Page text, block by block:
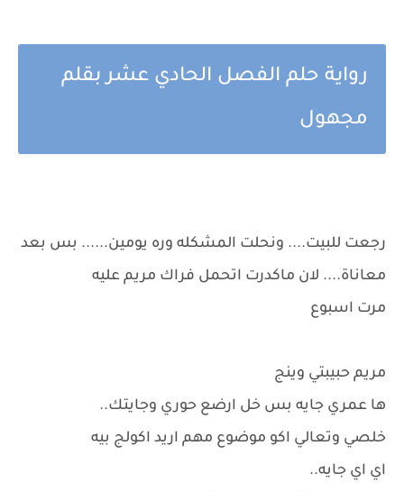
رواية حلم الفصل الحادي عشر بقلم
مجهول
رجعت للبيت.... ونحلت المشكله وره يومين...... بس بعد
معاناة.... لان ماكدرت اتحمل فراك مريم عليه
مرت اسبوع
مريم حبيبتي وينج
ها عمري جايه بس خل ارضع حوري وجايتك..
خلصي وتعالي اكو موضوع مهم اريد اكولج بيه
اي اي جايه..